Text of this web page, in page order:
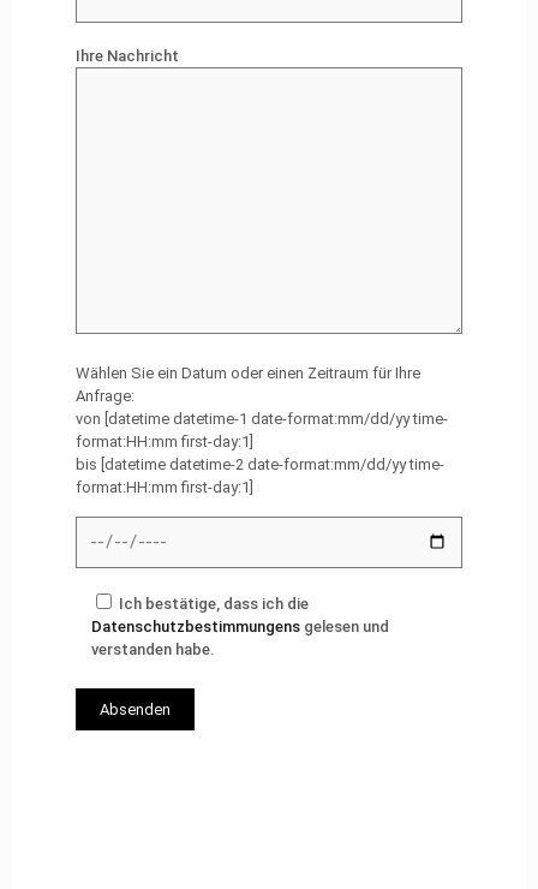
Ihre Nachricht
Wählen Sie ein Datum oder einen Zeitraum für Ihre
Anfrage:
von [datetime datetime-1 date-format:mm/dd/yy time-
format:HH:mm first-day:1]
bis [datetime datetime-2 date-format:mm/dd/yy time-
format:HH:mm first-day:1]
Ich bestätige, dass ich die
Datenschutzbestimmungens gelesen und
verstanden habe.